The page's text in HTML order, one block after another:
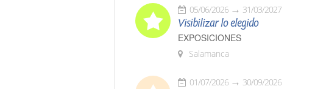
05/06/2026 31/03/2027
Visibilizar lo elegido
EXPOSICIONES
Salamanca
01/07/2026 30/09/2026